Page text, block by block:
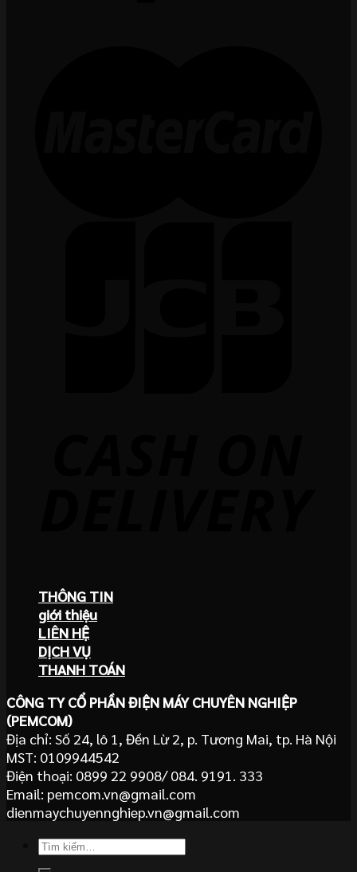
THÔNG TIN
giới thiệu
LIÊN HỆ
DỊCH VỤ
THANH TOÁN
CÔNG TY CỔ PHẦN ĐIỆN MÁY CHUYÊN NGHIỆP
(PEMCOM)
Địa chỉ: Số 24, lô 1, Đền Lừ 2, p. Tương Mai, tp. Hà Nội
MST: 0109944542
Điện thoại: 0899 22 9908/ 084. 9191. 333
Email: pemcom.vn@gmail.com
dienmaychuyennghiep.vn@gmail.com
Tìm